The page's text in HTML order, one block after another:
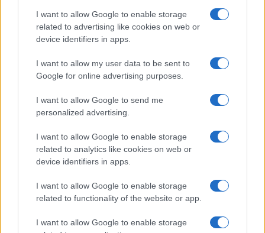
I want to allow Google to enable storage
related to advertising like cookies on web or
device identifiers in apps.
I want to allow my user data to be sent to
Google for online advertising purposes.
I want to allow Google to send me
personalized advertising.
I want to allow Google to enable storage
related to analytics like cookies on web or
device identifiers in apps.
I want to allow Google to enable storage
related to functionality of the website or app.
I want to allow Google to enable storage
Tre milioni di euro dalla Provincia Gallura per
nuove aule nelle scuole di Olbia
Incidente sulla provinciale 125, paura tra Olbia e
Incidente sulla strada provinciale ad Arzachena,
un ferito
Sangue, musica e solidarietà con Avis Olbia al
Delta Center
Meteo Olbia 9 agosto, temperature in calo